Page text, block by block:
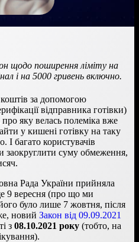
щодо поширення ліміту на
і на 5000 гривень включно.
за допомогою
відправника готівки)
яку велась полеміка вже
у кишені готівку на таку
І багато користувачів
заокруглити суму обмеження,
Рада України прийняла
9 вересня (про що ми
було лише 7 жовтня, після
новий Закон від 09.09.2021
з 08.10.2021 року (тобто, на